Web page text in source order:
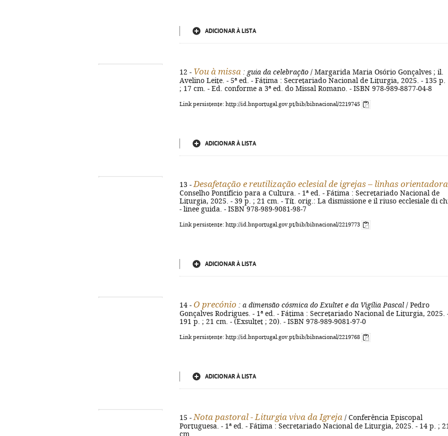
ADICIONAR À LISTA
12 - Vou à missa : guia da celebração / Margarida Maria Osório Gonçalves ; il.
Avelino Leite. - 5ª ed. - Fátima : Secretariado Nacional de Liturgia, 2025. - 135 p.
; 17 cm. - Ed. conforme a 3ª ed. do Missal Romano. - ISBN 978-989-8877-04-8
Link persistente: http://id.bnportugal.gov.pt/bib/bibnacional/2219745
ADICIONAR À LISTA
13 - Desafetação e reutilização eclesial de igrejas – linhas
Conselho Pontifício para a Cultura. - 1ª ed. - Fátima : Secretariado Nacional de
Liturgia, 2025. - 39 p. ; 21 cm. - Tít. orig.: La dismissione e il riuso ecclesiale di
- linee guida. - ISBN 978-989-9081-98-7
Link persistente: http://id.bnportugal.gov.pt/bib/bibnacional/2219773
ADICIONAR À LISTA
14 - O precónio : a dimensão cósmica do Exultet e da Vigília Pascal / Pedro
Gonçalves Rodrigues. - 1ª ed. - Fátima : Secretariado Nacional de Liturgia, 2025.
191 p. ; 21 cm. - (Exsultet ; 20). - ISBN 978-989-9081-97-0
Link persistente: http://id.bnportugal.gov.pt/bib/bibnacional/2219768
ADICIONAR À LISTA
15 - Nota pastoral - Liturgia viva da Igreja / Conferência Episcopal
Portuguesa. - 1ª ed. - Fátima : Secretariado Nacional de Liturgia, 2025. - 14 p. ;
cm